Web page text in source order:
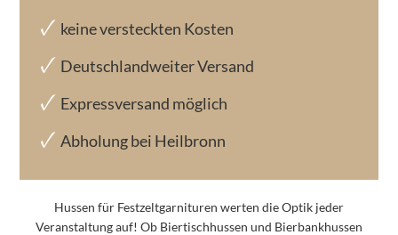
keine versteckten Kosten
Deutschlandweiter Versand
Expressversand möglich
Abholung bei Heilbronn
Hussen für Festzeltgarnituren werten die Optik jeder
Veranstaltung auf! Ob Biertischhussen und Bierbankhussen